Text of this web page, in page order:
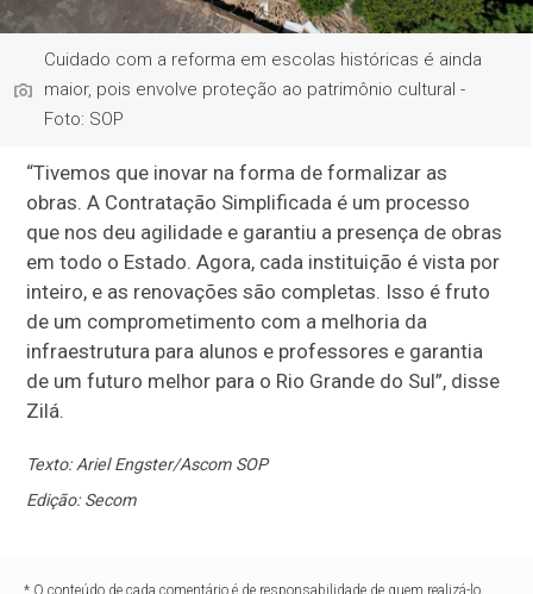
Cuidado com a reforma em escolas históricas é ainda
maior, pois envolve proteção ao patrimônio cultural -
Foto: SOP
“Tivemos que inovar na forma de formalizar as
obras. A Contratação Simplificada é um processo
que nos deu agilidade e garantiu a presença de obras
em todo o Estado. Agora, cada instituição é vista por
inteiro, e as renovações são completas. Isso é fruto
de um comprometimento com a melhoria da
infraestrutura para alunos e professores e garantia
de um futuro melhor para o Rio Grande do Sul”, disse
Zilá.
Texto: Ariel Engster/Ascom SOP
Edição: Secom
* O conteúdo de cada comentário é de responsabilidade de quem realizá-lo.